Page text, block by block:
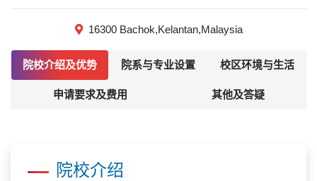
16300 Bachok,Kelantan,Malaysia
院校介绍及优势 院系与专业设置 校区环境与生活
申请要求及费用 其他及答疑
院校介绍